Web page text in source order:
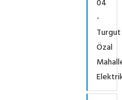
04
-
Turgut
Özal